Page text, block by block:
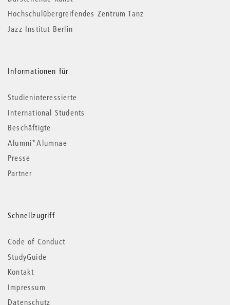
Hochschulübergreifendes Zentrum Tanz
Jazz Institut Berlin
Informationen für
Studieninteressierte
International Students
Beschäftigte
Alumni*Alumnae
Presse
Partner
Schnellzugriff
Code of Conduct
StudyGuide
Kontakt
Impressum
Datenschutz